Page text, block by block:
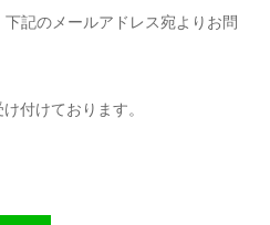
記のメールアドレス宛よりお問
付けております。